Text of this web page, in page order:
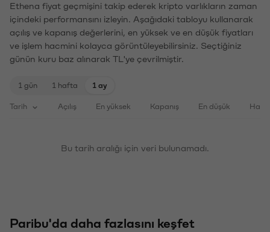
Ethena fiyat geçmişini takip ederek kripto varlıkların zaman
içindeki performansını izleyin. Aşağıdaki tabloyu kullanarak
açılış ve kapanış değerlerini, en yüksek ve en düşük fiyatları
ve işlem hacmini kolayca görüntüleyebilirsiniz. Seçtiğiniz
günün kuru baz alınarak TL'ye çevrilmiştir.
1 gün 1 hafta 1 ay
Tarih Açılış En yüksek Kapanış En düşük
Bu tarih aralığı için veri bulunamadı.
Paribu'da daha fazlasını keşfet